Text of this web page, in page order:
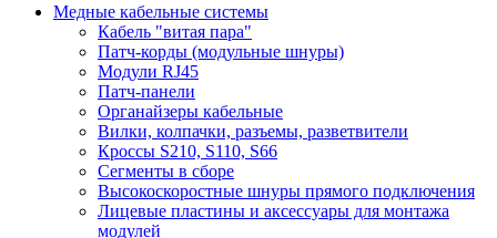
Медные кабельные системы
Кабель "витая пара"
Патч-корды (модульные шнуры)
Модули RJ45
Патч-панели
Органайзеры кабельные
Вилки, колпачки, разъемы, разветвители
Кроссы S210, S110, S66
Сегменты в сборе
Высокоскоростные шнуры прямого подключения
Лицевые пластины и аксессуары для монтажа
модулей